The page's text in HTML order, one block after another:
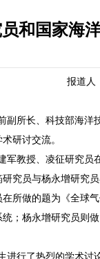
和国家海
报道人
所长、科技部海洋
研讨交流。
教授、凌征研究员
究员与杨永增研究
所做的题为《全球
；杨永增研究员则
行了热烈的学术讨